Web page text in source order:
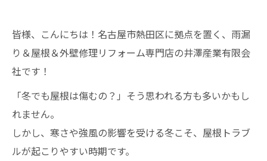
皆様、こんにちは！名古屋市熱田区に拠点を置く、雨漏
り＆屋根＆外壁修理リフォーム専門店の井澤産業有限会
社です！
「冬でも屋根は傷むの？」そう思われる方も多いかもし
れません。
しかし、寒さや強風の影響を受ける冬こそ、屋根トラブ
ルが起こりやすい時期です。